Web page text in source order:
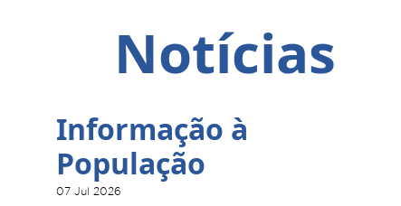
Notícias
Informação à
População
07 Jul 2026